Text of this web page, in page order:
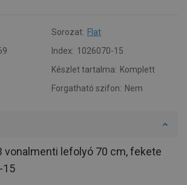
Sorozat: Flat
Index: 1026070-15
Készlet tartalma: Komplett
Forgatható szifon: Nem
vonalmenti lefolyó 70 cm, fekete
15